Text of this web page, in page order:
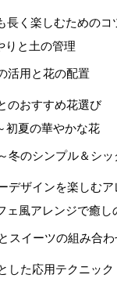
長く楽しむためのコ
りと土の管理
活用と花の配置
のおすすめ花選び
初夏の華やかな花
冬のシンプル＆シッ
デザインを楽しむ
ェ風アレンジで癒し
スイーツの組み合わ
した応用テクニック